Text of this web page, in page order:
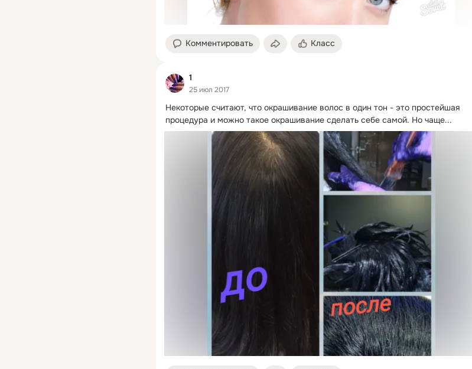
Комментировать Класс
1
25 июл 2017
Некоторые считают, что окрашивание волос в один тон - это простейшая
процедура и можно такое окрашивание сделать себе самой. Но чаще...